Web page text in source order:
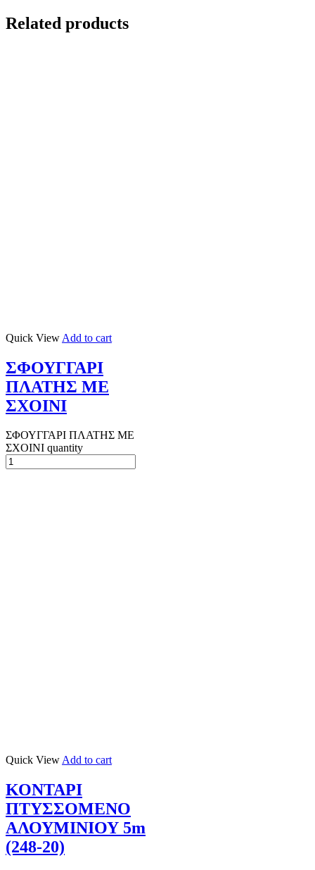
Related products
Quick View Add to cart
ΣΦΟΥΓΓΑΡΙ
ΠΛΑΤΗΣ ΜΕ
ΣΧΟΙΝΙ
ΣΦΟΥΓΓΑΡΙ ΠΛΑΤΗΣ ΜΕ
ΣΧΟΙΝΙ quantity
Quick ViewAdd to cart
ΚΟΝΤΑΡΙ
ΠΤΥΣΣΟΜΕΝΟ
ΑΛΟΥΜΙΝΙΟΥ 5m
(248-20)